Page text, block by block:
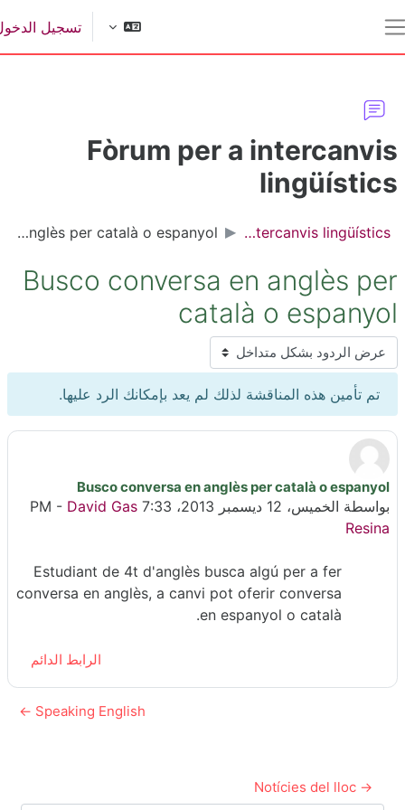
تسجيل الدخول
Fòrum per a
Fòrum per a intercanvis lingüístics
Busco conversa en anglès per català o espanyol
Busco conversa en anglès
català o
العرض
تم تأمين هذه المناقشة لذلك لم يعد بإمكانك الرد عليها.
Busco conversa en anglès per català o espanyol
بواسطةالخميس، 12 ديسمبر 2013، 7:33 PM -David Gas
Resina
عدد الردود: 0
Estudiant de 4t d'anglès busca algú per a fer
conversa en anglès, a canvi pot oferir conversa
en espanyol o català.
الرابط الدائم
Speaking English ←
→ Notícies del lloc